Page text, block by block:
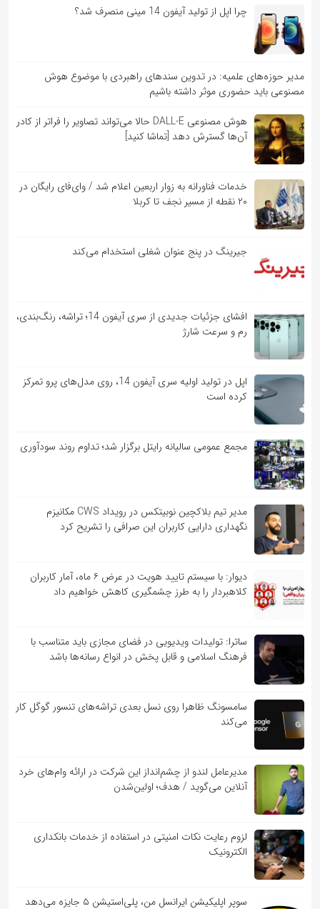
چرا اپل از تولید آیفون 14 مینی منصرف شد؟
مدیر حوزه‌های علمیه: در تدوین سندهای راهبردی با موضوع هوش
مصنوعی باید حضوری موثر داشته باشیم
هوش مصنوعی DALL-E حالا می‌تواند تصاویر را فراتر از کادر
آن‌ها گسترش دهد [تماشا کنید]
خدمات فناورانه به زوار اربعین اعلام شد / وای‌فای رایگان در
۲۰ نقطه از مسیر نجف تا کربلا
جیرینگ در پنج عنوان شغلی استخدام می‌کند
افشای جزئیات جدیدی از سری آیفون 14؛ تراشه، رنگ‌بندی،
رم و سرعت شارژ
اپل در تولید اولیه سری آیفون 14، روی مدل‌های پرو تمرکز
کرده است
مجمع عمومی سالیانه رایتل برگزار شد؛ تداوم روند سودآوری
مدیر تیم بلاکچین نوبیتکس در رویداد CWS مکانیزم
نگهداری دارایی کاربران این صرافی را تشریح کرد
دیوار: با سیستم تایید هویت در عرض ۶ ماه، آمار کاربران
کلاهبردار را به طرز چشمگیری کاهش خواهیم داد
ساترا: تولیدات ویدیویی در فضای مجازی باید متناسب با
فرهنگ اسلامی و قابل پخش در انواع رسانه‌ها باشد
سامسونگ ظاهرا روی نسل بعدی تراشه‌های تنسور گوگل کار
می‌کند
مدیرعامل لندو از چشم‌انداز این شرکت در ارائه وام‌های خرد
آنلاین می‌گوید / هدف؛ اولین‌شدن
لزوم رعایت نکات امنیتی در استفاده از خدمات بانکداری
الکترونیک
سوپر اپلیکیشن ایرانسل من، پلی‌استیشن ۵ جایزه می‌دهد